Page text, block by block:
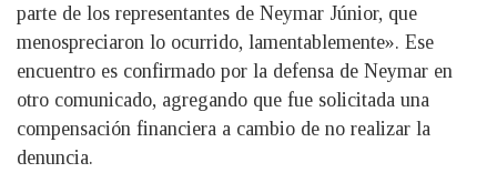
parte de los representantes de Neymar Júnior, que
menospreciaron lo ocurrido, lamentablemente». Ese
encuentro es confirmado por la defensa de Neymar en
otro comunicado, agregando que fue solicitada una
compensación financiera a cambio de no realizar la
denuncia.